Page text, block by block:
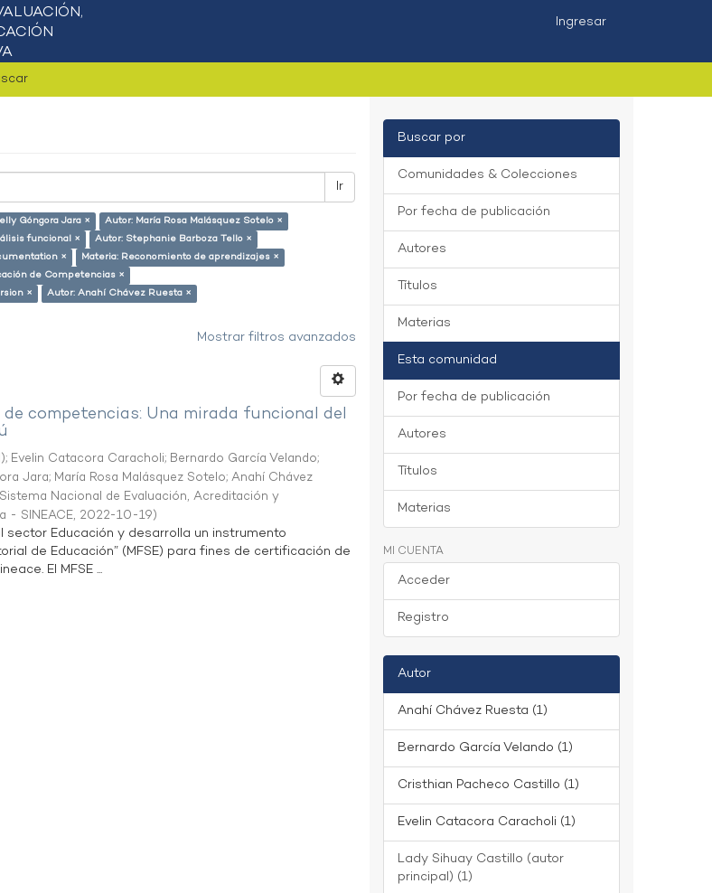
Ingresar
Ir
Góngora Jara ×
Autor: María Rosa Malásquez Sotelo ×
funcional ×
Autor: Stephanie Barboza Tello ×
×
Materia: Reconomiento de aprendizajes ×
de Competencias ×
×
Autor: Anahí Chávez Ruesta ×
Mostrar filtros avanzados
competencias: Una mirada funcional del
; Evelin Catacora Caracholi; Bernardo García Velando;
Jara; María Rosa Malásquez Sotelo;Anahí Chávez
Sistema Nacional de Evaluación, Acreditación y
- SINEACE, 2022-10-19)
Educación y desarrolla un instrumento
de Educación” (MFSE) para fines de certificación de
El MFSE ...
Buscar por
Comunidades & Colecciones
Por fecha de publicación
Autores
Títulos
Materias
Esta comunidad
Por fecha de publicación
Autores
Títulos
Materias
MI CUENTA
Acceder
Registro
Autor
Anahí Chávez Ruesta (1)
Bernardo García Velando (1)
Cristhian Pacheco Castillo (1)
Evelin Catacora Caracholi (1)
Lady Sihuay Castillo (autor
principal) (1)